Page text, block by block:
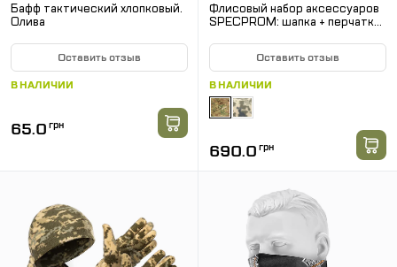
Бафф тактический хлопковый.
Олива
Оставить отзыв
В НАЛИЧИИ
65.0 грн
Флисовый набор аксессуаров
SPECPROM: шапка + перчатки
Оставить отзыв
В НАЛИЧИИ
690.0 грн